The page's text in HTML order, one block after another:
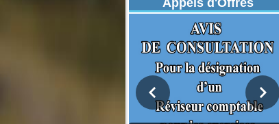
Appels d'Offres